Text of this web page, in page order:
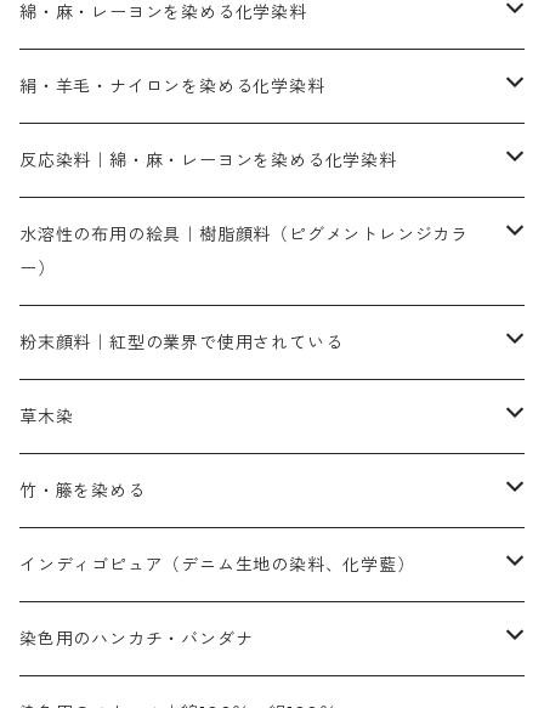
綿・麻・レーヨンを染める化学染料
直接染料－染色手順が簡単
人気のおすすめ直接染料
染色に必要な薬品類
橙色系
青色系
紫色系
絹・羊毛・ナイロンを染める化学染料
お買い得品
染料一覧
人気のおすすめ染料
橙色系
染色に必要な薬品類
補助薬品
反応染料｜綿・麻・レーヨンを染める化学染料
お勧めの3原色（赤・青・黄色）
お勧め｜スミフィックス～
3原色以外の色目
赤色
染色に必要な薬品
アルカリ剤
補助薬品
捺染に必要な材料
捺染糊
水溶性の布用の絵具｜樹脂顔料（ピグメントレンジカラ
ー）
ネオカラー（色）
内容量：100g
内容量：500g
バィンダー（定着剤）
増粘剤
黄色系
エロ―M3G｜定番の色合い
エロー ＭＧＲ｜明るい緑みの黄色
オレンジ系
粉末顔料｜紅型の業界で使用されている
赤色系
本洋紅
代用朱黄色口
黄色系
ファストエロ―10GN（鮮やかな黄色）
ファストエロ―5GN（黄色）
青色系
NSBAブルー
群青
白色｜胡粉
草木染
植物染料
人気のおすすめ植物染料
インド茜・西洋茜の個別販売
濃染処理剤｜ソルバックスPS－900
媒染剤
竹・籐を染める
人気のおすすめ竹・藤を染める染料
塩基性染料（混色可能）
インディゴピュア（デニム生地の染料、化学藍）
初心者向けお試しセット販売
染色用のハンカチ・バンダナ